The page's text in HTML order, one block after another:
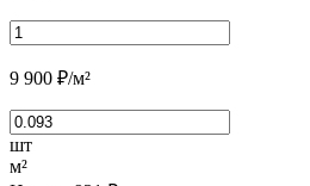
9 900 ₽/м²
шт
м²